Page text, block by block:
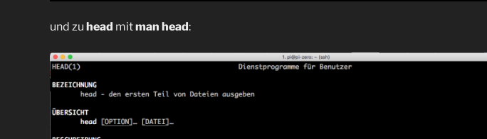
und zu head mitman head: